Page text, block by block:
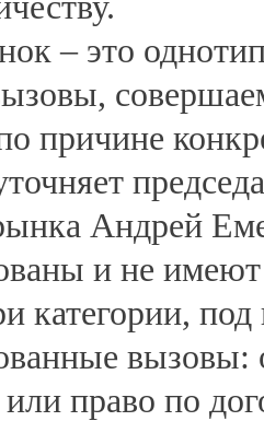
– это
причине
Андрей
и не
категории,
вызовы:
или право по